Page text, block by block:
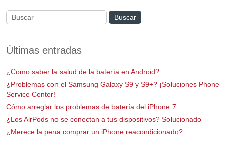
Últimas entradas
¿Como saber la salud de la batería en Android?
¿Problemas con el Samsung Galaxy S9 y S9+? ¡Soluciones Phone
Service Center!
Cómo arreglar los problemas de batería del iPhone 7
¿Los AirPods no se conectan a tus dispositivos? Solucionado
¿Merece la pena comprar un iPhone reacondicionado?